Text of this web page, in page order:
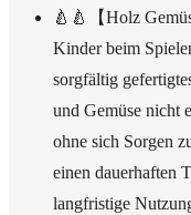
🍐🍐【Holz
Kinder beim
sorgfältig
und Gemüse nicht
ohne sich Sorgen
einen dauerhaften
langfristige